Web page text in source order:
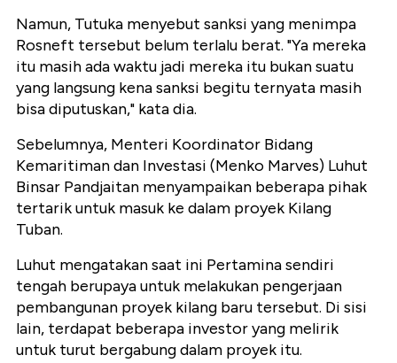
Namun, Tutuka menyebut sanksi yang menimpa
Rosneft tersebut belum terlalu berat. "Ya mereka
itu masih ada waktu jadi mereka itu bukan suatu
yang langsung kena sanksi begitu ternyata masih
bisa diputuskan," kata dia.
Sebelumnya, Menteri Koordinator Bidang
Kemaritiman dan Investasi (Menko Marves) Luhut
Binsar Pandjaitan menyampaikan beberapa pihak
tertarik untuk masuk ke dalam proyek Kilang
Tuban.
Luhut mengatakan saat ini Pertamina sendiri
tengah berupaya untuk melakukan pengerjaan
pembangunan proyek kilang baru tersebut. Di sisi
lain, terdapat beberapa investor yang melirik
untuk turut bergabung dalam proyek itu.